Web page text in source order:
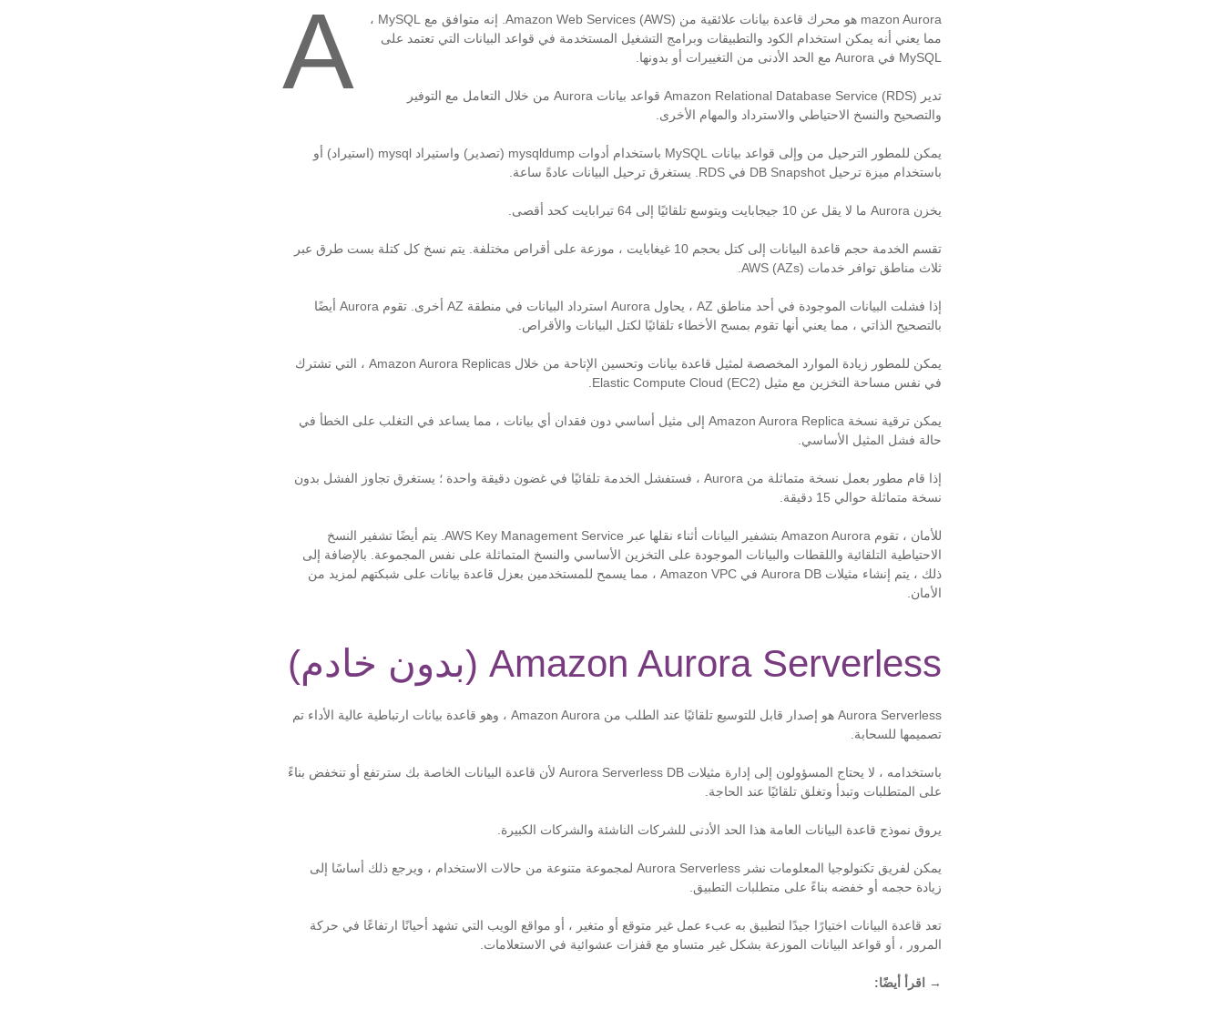
A
mazon Aurora هو محرك قاعدة بيانات علائقية من Amazon Web Services (AWS). إنه متوافق مع MySQL ،
مما يعني أنه يمكن استخدام الكود والتطبيقات وبرامج التشغيل المستخدمة في قواعد البيانات التي تعتمد على
MySQL في Aurora مع الحد الأدنى من التغييرات أو بدونها.
تدير Amazon Relational Database Service (RDS) قواعد بيانات Aurora من خلال التعامل مع التوفير
والتصحيح والنسخ الاحتياطي والاسترداد والمهام الأخرى.
يمكن للمطور الترحيل من وإلى قواعد بيانات MySQL باستخدام أدوات mysqldump (تصدير) واستيراد mysql (استيراد) أو
باستخدام ميزة ترحيل DB Snapshot في RDS. يستغرق ترحيل البيانات عادةً ساعة.
يخزن Aurora ما لا يقل عن 10 جيجابايت ويتوسع تلقائيًا إلى 64 تيرابايت كحد أقصى.
تقسم الخدمة حجم قاعدة البيانات إلى كتل بحجم 10 غيغابايت ، موزعة على أقراص مختلفة. يتم نسخ كل كتلة بست طرق عبر
ثلاث مناطق توافر خدمات AWS (AZs).
إذا فشلت البيانات الموجودة في أحد مناطق AZ ، يحاول Aurora استرداد البيانات في منطقة AZ أخرى. تقوم Aurora أيضًا
بالتصحيح الذاتي ، مما يعني أنها تقوم بمسح الأخطاء تلقائيًا لكتل ​​البيانات والأقراص.
يمكن للمطور زيادة الموارد المخصصة لمثيل قاعدة بيانات وتحسين الإتاحة من خلال Amazon Aurora Replicas ، التي تشترك
في نفس مساحة التخزين مع مثيل Elastic Compute Cloud (EC2).
يمكن ترقية نسخة Amazon Aurora Replica إلى مثيل أساسي دون فقدان أي بيانات ، مما يساعد في التغلب على الخطأ في
حالة فشل المثيل الأساسي.
إذا قام مطور بعمل نسخة متماثلة من Aurora ، فستفشل الخدمة تلقائيًا في غضون دقيقة واحدة ؛ يستغرق تجاوز الفشل بدون
نسخة متماثلة حوالي 15 دقيقة.
للأمان ، تقوم Amazon Aurora بتشفير البيانات أثناء نقلها عبر AWS Key Management Service. يتم أيضًا تشفير النسخ
الاحتياطية التلقائية واللقطات والبيانات الموجودة على التخزين الأساسي والنسخ المتماثلة على نفس المجموعة. بالإضافة إلى
ذلك ، يتم إنشاء مثيلات Aurora DB في Amazon VPC ، مما يسمح للمستخدمين بعزل قاعدة بيانات على شبكتهم لمزيد من
الأمان.
Amazon Aurora Serverless (بدون خادم)
Aurora Serverless هو إصدار قابل للتوسيع تلقائيًا عند الطلب من Amazon Aurora ، وهو قاعدة بيانات ارتباطية عالية الأداء تم
تصميمها للسحابة.
باستخدامه ، لا يحتاج المسؤولون إلى إدارة مثيلات Aurora Serverless DB لأن قاعدة البيانات الخاصة بك سترتفع أو تنخفض بناءً
على المتطلبات وتبدأ وتغلق تلقائيًا عند الحاجة.
يروق نموذج قاعدة البيانات العامة هذا الحد الأدنى للشركات الناشئة والشركات الكبيرة.
يمكن لفريق تكنولوجيا المعلومات نشر Aurora Serverless لمجموعة متنوعة من حالات الاستخدام ، ويرجع ذلك أساسًا إلى
زيادة حجمه أو خفضه بناءً على متطلبات التطبيق.
تعد قاعدة البيانات اختيارًا جيدًا لتطبيق به عبء عمل غير متوقع أو متغير ، أو مواقع الويب التي تشهد أحيانًا ارتفاعًا في حركة
المرور ، أو قواعد البيانات الموزعة بشكل غير متساو مع قفزات عشوائية في الاستعلامات.
→ اقرأ أيضًا: